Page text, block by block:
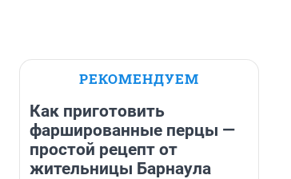
РЕКОМЕНДУЕМ
Как приготовить
фаршированные перцы —
простой рецепт от
жительницы Барнаула